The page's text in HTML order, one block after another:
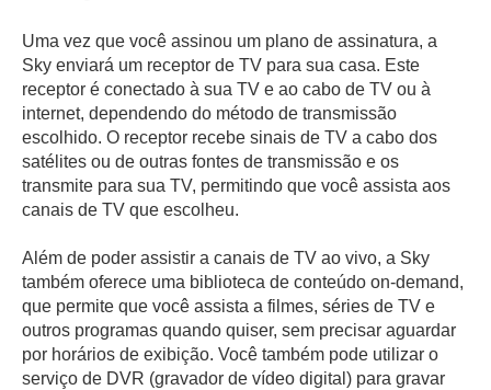
Uma vez que você assinou um plano de assinatura, a
Sky enviará um receptor de TV para sua casa. Este
receptor é conectado à sua TV e ao cabo de TV ou à
internet, dependendo do método de transmissão
escolhido. O receptor recebe sinais de TV a cabo dos
satélites ou de outras fontes de transmissão e os
transmite para sua TV, permitindo que você assista aos
canais de TV que escolheu.
Além de poder assistir a canais de TV ao vivo, a Sky
também oferece uma biblioteca de conteúdo on-demand,
que permite que você assista a filmes, séries de TV e
outros programas quando quiser, sem precisar aguardar
por horários de exibição. Você também pode utilizar o
serviço de DVR (gravador de vídeo digital) para gravar